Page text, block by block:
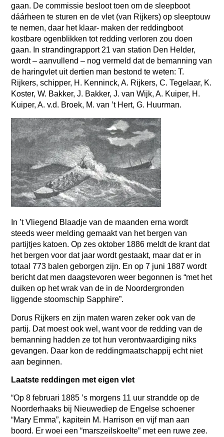
gaan. De commissie besloot toen om de sleepboot
dáárheen te sturen en de vlet (van Rijkers) op sleeptouw
te nemen, daar het klaar- maken der reddingboot
kostbare ogenblikken tot redding verloren zou doen
gaan. In strandingrapport 21 van station Den Helder,
wordt – aanvullend – nog vermeld dat de bemanning van
de haringvlet uit dertien man bestond te weten: T.
Rijkers, schipper, H. Kenninck, A. Rijkers, C. Tegelaar, K.
Koster, W. Bakker, J. Bakker, J. van Wijk, A. Kuiper, H.
Kuiper, A. v.d. Broek, M. van ’t Hert, G. Huurman.
In ’t Vliegend Blaadje van de maanden erna wordt
steeds weer melding gemaakt van het bergen van
partijtjes katoen. Op zes oktober 1886 meldt de krant dat
het bergen voor dat jaar wordt gestaakt, maar dat er in
totaal 773 balen geborgen zijn. En op 7 juni 1887 wordt
bericht dat men daagstevoren weer begonnen is “met het
duiken op het wrak van de in de Noordergronden
liggende stoomschip Sapphire”.
Dorus Rijkers en zijn maten waren zeker ook van de
partij. Dat moest ook wel, want voor de redding van de
bemanning hadden ze tot hun verontwaardiging niks
gevangen. Daar kon de reddingmaatschappij echt niet
aan beginnen.
Laatste reddingen met eigen vlet
“Op 8 februari 1885 ’s morgens 11 uur strandde op de
Noorderhaaks bij Nieuwediep de Engelse schoener
“Mary Emma”, kapitein M. Harrison en vijf man aan
boord. Er woei een “marszeilskoelte” met een ruwe zee.